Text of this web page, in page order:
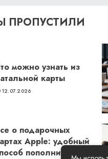
ПРОПУСТИЛИ
можно узнать из
карты
12.07.2026
о подарочных
Apple: удобный
пополнить